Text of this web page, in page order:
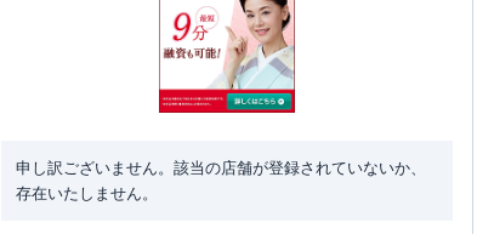
申し訳ございません。該当の店舗が登録されていないか、
存在いたしません。